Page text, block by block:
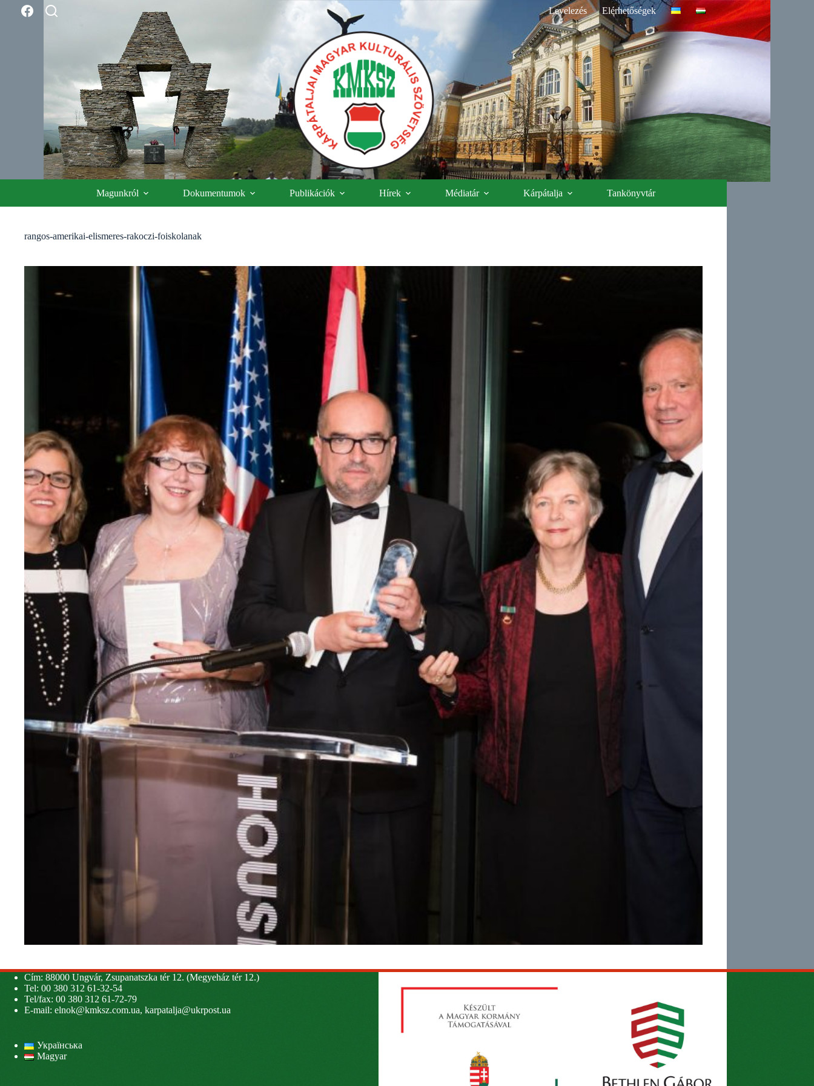
Levelezés Elérhetőségek
Magunkról Dokumentumok Publikációk Hírek Médiatár Kárpátalja Tankönyvtár
rangos-amerikai-elismeres-rakoczi-foiskolanak
Cím: 88000 Ungvár, Zsupanatszka tér 12. (Megyeház tér 12.)
Tel: 00 380 312 61-32-54
Tel/fax: 00 380 312 61-72-79
E-mail: elnok@kmksz.com.ua, karpatalja@ukrpost.ua
Українська
Magyar